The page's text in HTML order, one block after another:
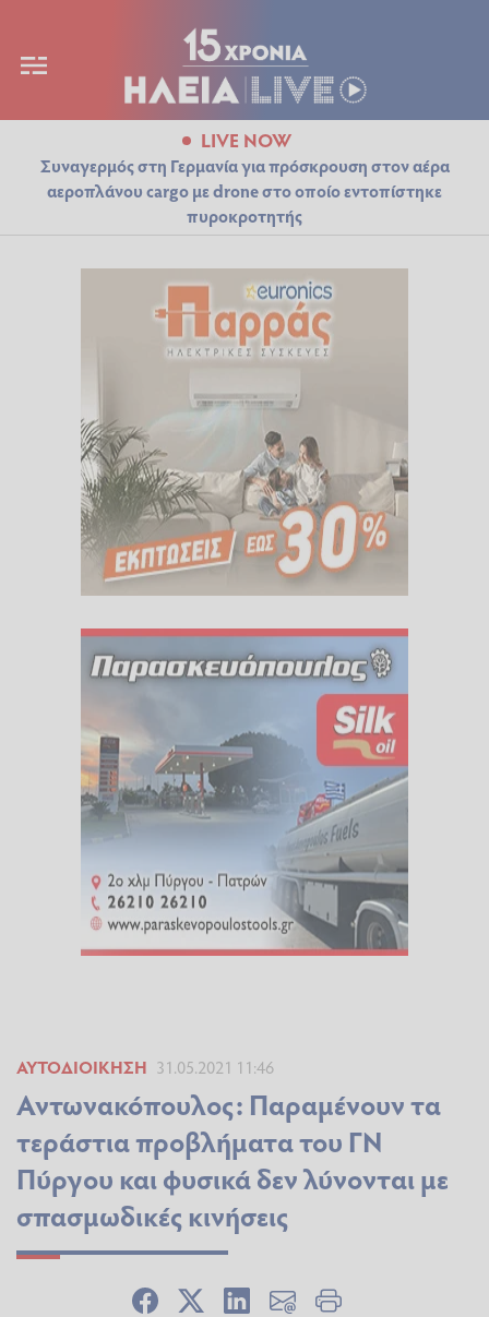
LIVE NOW
Συναγερμός στη Γερμανία για πρόσκρουση στον αέρα
αεροπλάνου cargo με drone στο οποίο εντοπίστηκε
πυροκροτητής
ΑΥΤΟΔΙΟΊΚΗΣΗ 31.05.2021 11:46
Αντωνακόπουλος: Παραμένουν τα
τεράστια προβλήματα του ΓΝ
Πύργου και φυσικά δεν λύνονται με
σπασμωδικές κινήσεις